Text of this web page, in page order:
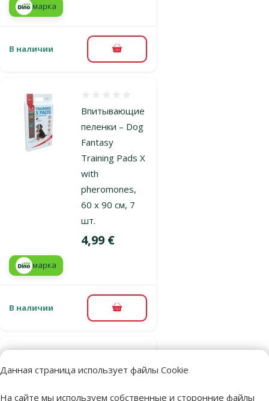
Данная страница использует файлы Cookie
На сайте мы используем собственные и сторонние файлы
марка
В наличии В корзину
Впитывающие
пеленки – Dog
Fantasy
Training Pads X
with
pheromones,
60 x 90 см, 7
шт.
Цена
4,99 €
марка
В наличии В корзину
Впитывающие